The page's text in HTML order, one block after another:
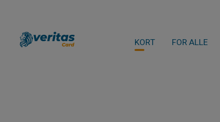
KORT FOR ALLE